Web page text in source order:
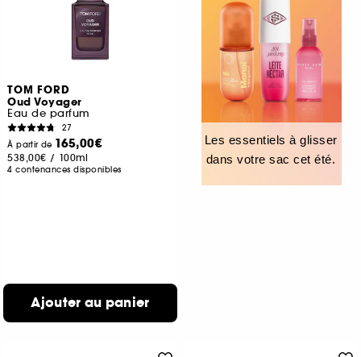
TOM FORD
Oud Voyager
Eau de parfum
27
À partir de 165,00€
538,00€ / 100ml
4 contenances disponibles
Ajouter au panier
Les essentiels à glisser
dans votre sac cet été.